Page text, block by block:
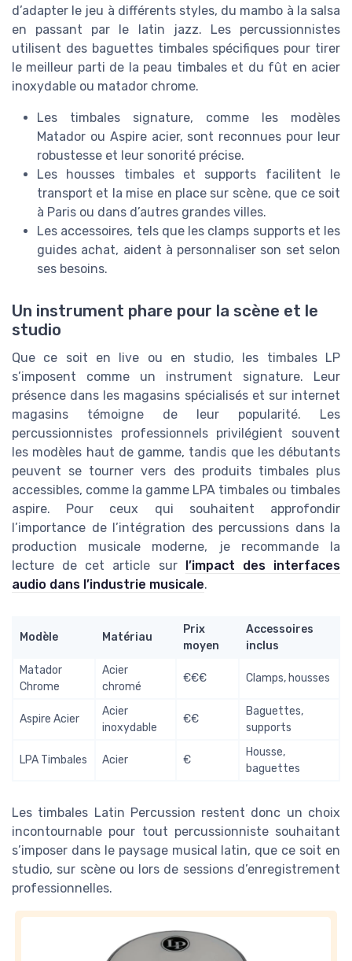
d’adapter le jeu à différents styles, du mambo à la salsa
en passant par le latin jazz. Les percussionnistes
utilisent des baguettes timbales spécifiques pour tirer
le meilleur parti de la peau timbales et du fût en acier
inoxydable ou matador chrome.
Les timbales signature, comme les modèles
Matador ou Aspire acier, sont reconnues pour leur
robustesse et leur sonorité précise.
Les housses timbales et supports facilitent le
transport et la mise en place sur scène, que ce soit
à Paris ou dans d’autres grandes villes.
Les accessoires, tels que les clamps supports et les
guides achat, aident à personnaliser son set selon
ses besoins.
Un instrument phare pour la scène et le
studio
Que ce soit en live ou en studio, les timbales LP
s’imposent comme un instrument signature. Leur
présence dans les magasins spécialisés et sur internet
magasins témoigne de leur popularité. Les
percussionnistes professionnels privilégient souvent
les modèles haut de gamme, tandis que les débutants
peuvent se tourner vers des produits timbales plus
accessibles, comme la gamme LPA timbales ou timbales
aspire. Pour ceux qui souhaitent approfondir
l’importance de l’intégration des percussions dans la
production musicale moderne, je recommande la
lecture de cet article sur l’impact des interfaces
audio dans l’industrie musicale.
Modèle Matériau
Prix
moyen
Accessoires
inclus
Matador
Chrome
Acier
chromé
€€€ Clamps, housses
Aspire Acier
Acier
inoxydable
€€
Baguettes,
supports
LPA Timbales Acier €
Housse,
baguettes
Les timbales Latin Percussion restent donc un choix
incontournable pour tout percussionniste souhaitant
s’imposer dans le paysage musical latin, que ce soit en
studio, sur scène ou lors de sessions d’enregistrement
professionnelles.